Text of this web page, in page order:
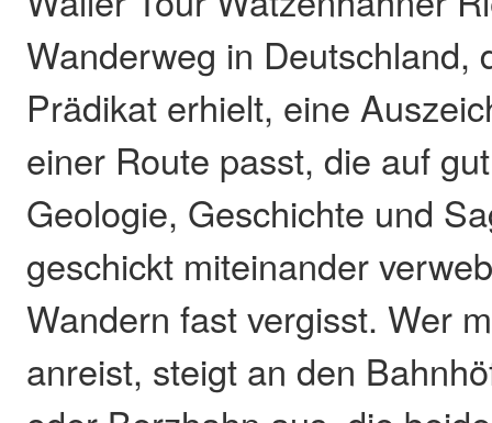
Wanderweg in Deutschland,
Prädikat erhielt, eine
einer Route passt, die auf
Geologie, Geschichte und
geschickt miteinander
Wandern fast vergisst. Wer
anreist, steigt an den